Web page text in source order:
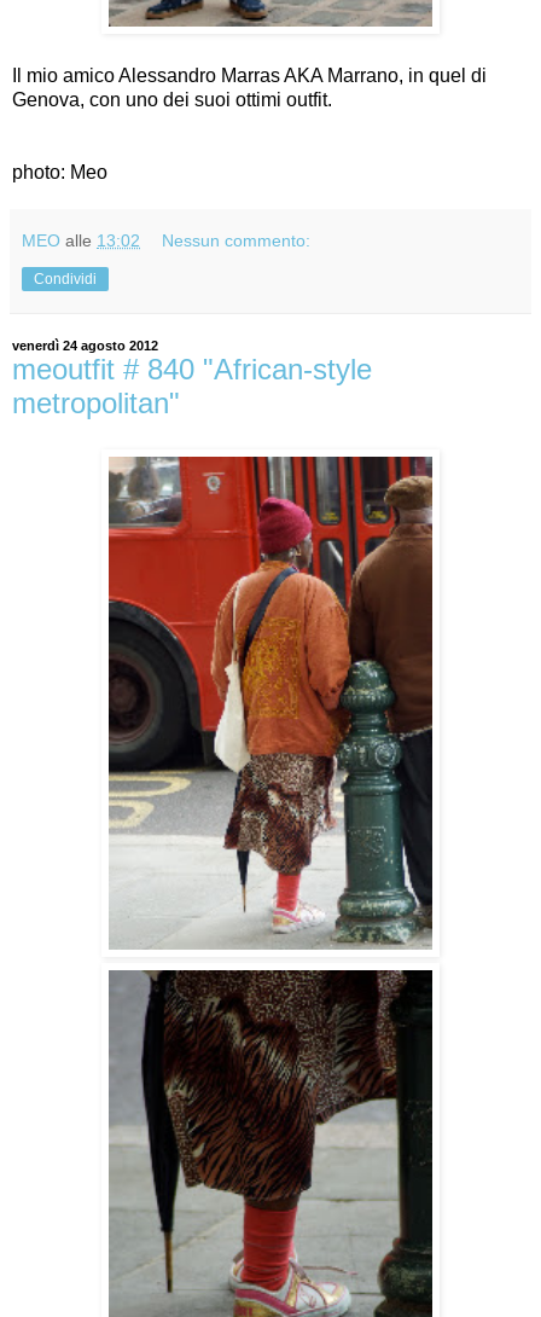
Il mio amico Alessandro Marras AKA Marrano, in quel di
Genova, con uno dei suoi ottimi outfit.
photo: Meo
MEO alle 13:02 Nessun commento:
Condividi
venerdì 24 agosto 2012
meoutfit # 840 "African-style
metropolitan"